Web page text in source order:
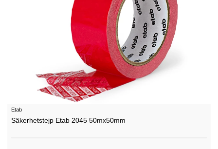
Etab
Säkerhetstejp Etab 2045 50mx50mm